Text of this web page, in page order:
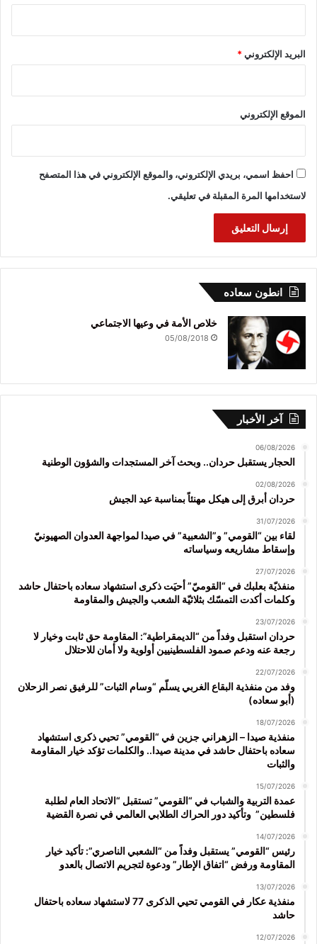
البريد الإلكتروني*
الموقع الإلكتروني
احفظ اسمي، بريدي الإلكتروني، والموقع الإلكتروني في هذا المتصفح
لاستخدامها المرة المقبلة في تعليقي.
انطون سعاده
خلاص الأمة في وعيها الاجتماعي
05/08/2018
آخر الأخبار
06/08/2026
الحجار يستقبل حردان.. وبحث آخر المستجدات والشؤون الوطنية
02/08/2026
حردان أبرق إلى هيكل مهنئاً بمناسبة عيد الجيش
31/07/2026
لقاء بين “القومي” و”الشعبية” في صيدا لمواجهة العدوان الصهيونيّ
وإسقاط مشاريعه وسياساته
27/07/2026
منفذيّة بعلبك في “القوميّ” أحيَت ذكرى استشهاد سعاده باحتفال حاشد
وكلمات أكدت التمسّك بثلاثيّة الشعب والجيش والمقاومة
23/07/2026
حردان استقبل وفداً من “الديمقراطية”: المقاومة حق ثابت وخيار لا
رجعة عنه ودعم صمود الفلسطينيين أولوية ولا أمان للاحتلال
22/07/2026
وفد من منفذية البقاع الغربي يسلّم “وسام الثبات” للرفيق نصر الزحلان
(أبو سعاده)
18/07/2026
منفذية صيدا – الزهراني جزين في “القومي” تحيي ذكرى استشهاد
سعاده باحتفال حاشد في مدينة صيدا.. والكلمات تؤكد خيار المقاومة
والثبات
15/07/2026
عمدة التربية والشباب في “القومي” تستقبل “الاتحاد العام لطلبة
فلسطين” وتأكيد دور الحراك الطلابي العالمي في نصرة القضية
14/07/2026
رئيس “القومي” يستقبل وفداً من “الشعبي الناصري”: تأكيد خيار
المقاومة ورفض “اتفاق الإطار” ودعوة لتجريم الاتصال بالعدو
13/07/2026
منفذية عكار في القومي تحيي الذكرى 77 لاستشهاد سعاده باحتفال
حاشد
12/07/2026